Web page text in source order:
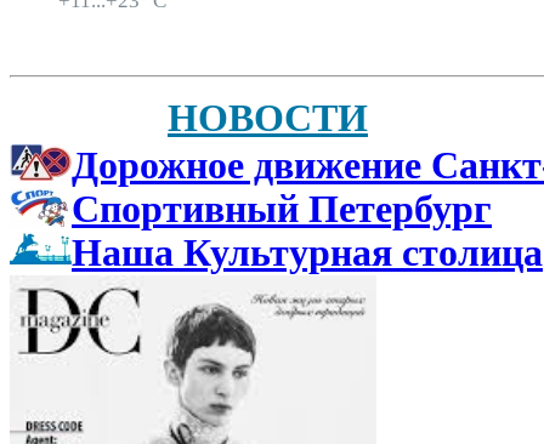
НОВОСТИ
Дорожное движение
Спортивный Петербург
Наша Культурная столица